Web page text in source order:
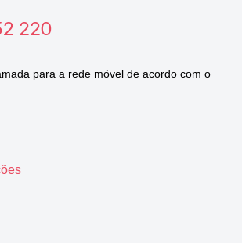
220
para a rede móvel de acordo com o